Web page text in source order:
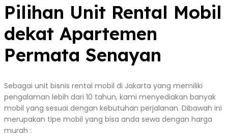
Pilihan Unit Rental Mobil
dekat Apartemen
Permata Senayan
Sebagai unit bisnis rental mobil di Jakarta yang memiliki
pengalaman lebih dari 10 tahun, kami menyediakan banyak
mobil yang sesuai dengan kebutuhan perjalanan. Dibawah ini
merupakan tipe mobil yang bisa anda sewa dengan harga
murah :